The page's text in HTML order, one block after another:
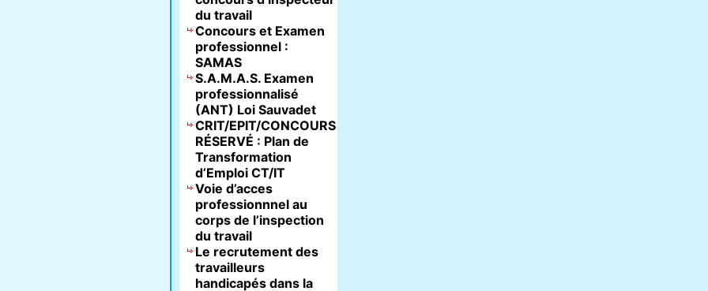
du travail
Concours et Examen
professionnel :
SAMAS
S.A.M.A.S. Examen
professionnalisé
(ANT) Loi Sauvadet
CRIT/EPIT/CONCOURS
RÉSERVÉ : Plan de
Transformation
d’Emploi CT/IT
Voie d’acces
professionnnel au
corps de l’inspection
du travail
Le recrutement des
travailleurs
handicapés dans la